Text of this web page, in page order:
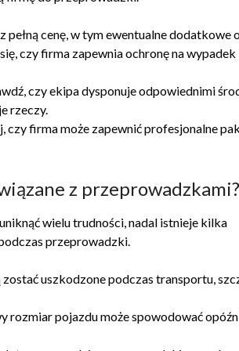
pełną cenę, w tym ewentualne dodatkowe
czy firma zapewnia ochronę na wypadek
czy ekipa dysponuje odpowiednimi
rzeczy.
czy firma może zapewnić profesjonalne
z przeprowadzkami?
wielu trudności, nadal istnieje kilka
przeprowadzki.
uszkodzone podczas transportu,
rozmiar pojazdu może spowodować